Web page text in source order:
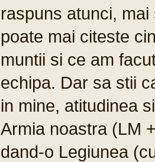
raspuns atunci,
poate mai citeste
muntii si ce am
echipa. Dar sa stii
in mine, atitudinea
Armia noastra (LM
dand-o Legiunea